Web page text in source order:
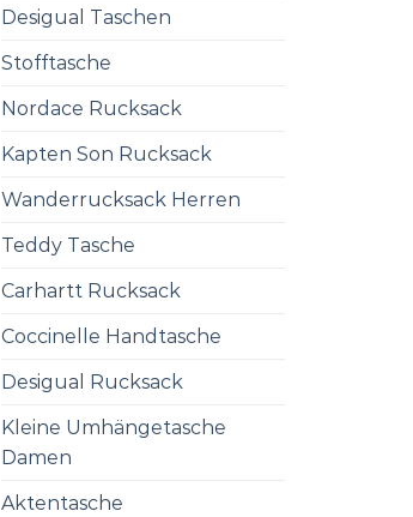
Desigual Taschen
Stofftasche
Nordace Rucksack
Kapten Son Rucksack
Wanderrucksack Herren
Teddy Tasche
Carhartt Rucksack
Coccinelle Handtasche
Desigual Rucksack
Kleine Umhängetasche
Damen
Aktentasche